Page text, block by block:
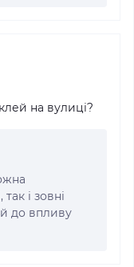
на вулиці?
і зовні
до впливу